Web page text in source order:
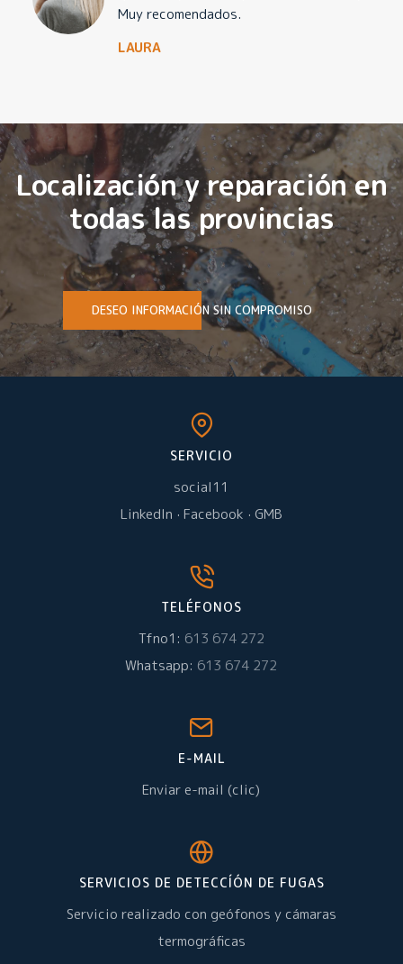
Muy recomendados.
LAURA
Localización y reparación en
todas las provincias
DESEO INFORMACIÓN SIN COMPROMISO
SERVICIO
social11
LinkedIn · Facebook · GMB
TELÉFONOS
Tfno1: 613 674 272
Whatsapp: 613 674 272
E-MAIL
Enviar e-mail (clic)
SERVICIOS DE DETECCÍÓN DE FUGAS
Servicio realizado con geófonos y cámaras
termográficas